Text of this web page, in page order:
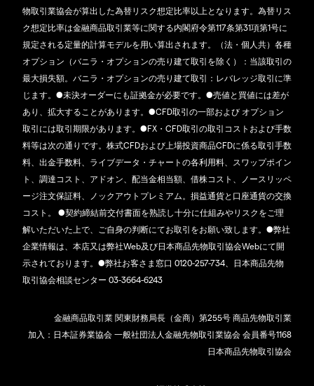
物取引業協会が算出した為替リスク想定比率以上となります。為替リス
ク想定比率は金融商品取引業等に関する内閣府令第117条第31項第1号に
規定される定量的計算モデルを用い算出されます。（法・個人共）各種
オプション（バニラ・オプションの売り建て取引を除く）：当該取引の
最大損失額。バニラ・オプションの売り建て取引：レバレッジ取引に準
じます。●未決オーダーにも証拠金が必要です。●売値と買値には差が
あり、拡大することがあります。●CFD取引の一部および オプション
取引には取引期限があります。●FX・CFD取引の取引コストおよび手数
料等は次の通りです。株式CFDおよび上場投資商品CFDに係る取引手数
料、出金手数料、ライブデータ・チャートの各利用料、スワップポイン
ト、調達コスト、アドオン、配当金相当額、借株コスト、ノースリッペ
ージ注文保証料、ノックアウトプレミアム。損益通貨と口座通貨の交換
コスト。 ●契約締結前交付書面を熟読し十分に仕組みやリスクをご理
解いただいた上で、ご自身の判断にてお取引をお願い致します。●弊社
企業情報は、本店又は弊社Web及び日本商品先物取引協会Webにて開
示されております。●弊社お客さま窓口 0120-257-734、日本商品先物
取引協会相談センター 03-3664-6243
金融商品取引業 関東財務局長（金商）第255号 商品先物取引業
加入：日本証券業協会 一般社団法人金融先物取引業協会 会員番号1168
日本商品先物取引協会